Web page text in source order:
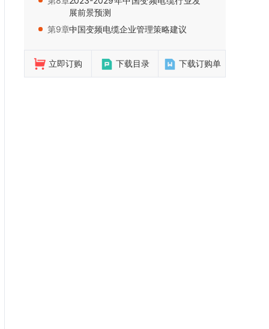
展前景预测
第9章：中国变频电缆企业管理策略建议
立即订购 下载目录 下载订购单